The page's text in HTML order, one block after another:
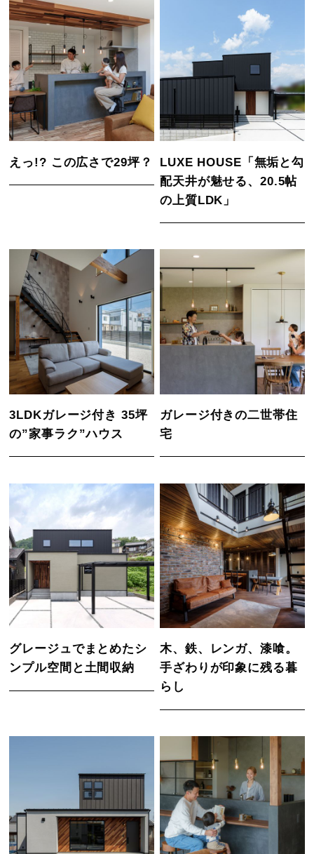
えっ!? この広さで29坪？
LUXE HOUSE「無垢と勾
配天井が魅せる、20.5帖
の上質LDK」
3LDKガレージ付き 35坪
の”家事ラク”ハウス
ガレージ付きの二世帯住
宅
グレージュでまとめたシ
ンプル空間と土間収納
木、鉄、レンガ、漆喰。
手ざわりが印象に残る暮
らし